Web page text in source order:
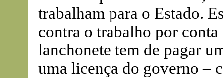
trabalham para o Estado.
contra o trabalho por
lanchonete tem de pagar
uma licença do governo –